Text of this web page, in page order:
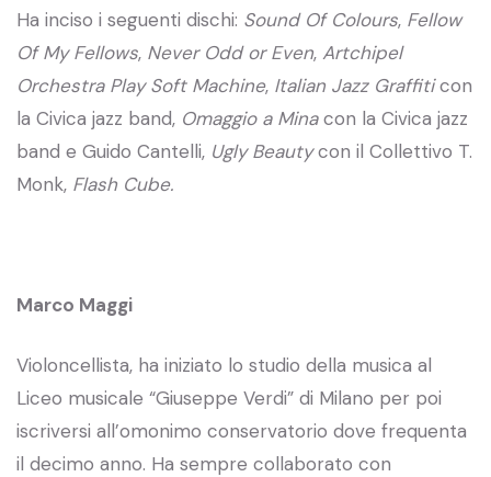
Ha inciso i seguenti dischi: Sound Of Colours, Fellow
Of My Fellows, Never Odd or Even, Artchipel
Orchestra Play Soft Machine, Italian Jazz Graffiticon
la Civica jazz band, Omaggio a Minacon la Civica jazz
band e Guido Cantelli, Ugly Beautycon il Collettivo T.
Monk, Flash Cube.
Marco Maggi
Violoncellista, ha iniziato lo studio della musica al
Liceo musicale “Giuseppe Verdi” di Milano per poi
iscriversi all’omonimo conservatorio dove frequenta
il decimo anno. Ha sempre collaborato con